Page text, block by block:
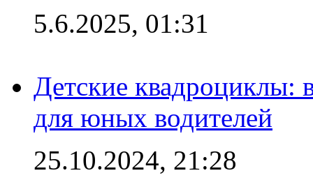
5.6.2025, 01:31
Детские квадроциклы:
для юных водителей
25.10.2024, 21:28